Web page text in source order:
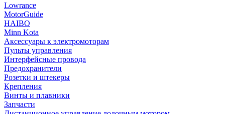
Lowrance
MotorGuide
HAIBO
Minn Kota
Аксессуары к электромоторам
Пульты управления
Интерфейсные провода
Предохранители
Розетки и штекеры
Крепления
Винты и плавники
Запчасти